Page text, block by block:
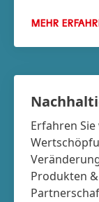
MEHR
Erfahren
Produkten